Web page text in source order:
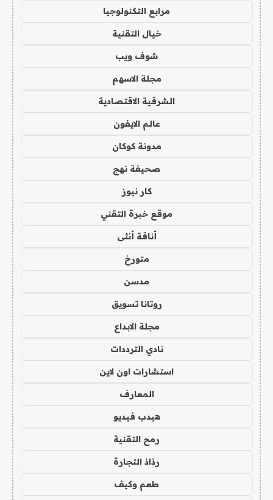
مرابع التكنولوجيا
خيال التقنية
شوف ويب
مجلة الاسهم
الشرقية الاقتصادية
عالم الايفون
مدونة كوكان
صحيفة نهج
كار نيوز
موقع خبرة التقني
أناقة أنثى
متورخ
مدسن
روتانا تسويق
مجلة الابداع
نادي الترددات
استشارات اون لاين
المعارف
هيدب فيديو
رمح التقنية
رذاذ التجارة
طعم وكيف